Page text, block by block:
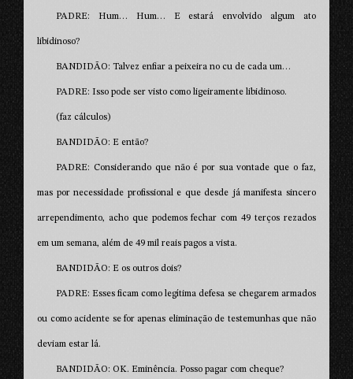
PADRE: Hum… Hum… E estará envolvido algum ato
libidinoso?
BANDIDÃO: Talvez enfiar a peixeira no cu de cada um…
PADRE: Isso pode ser visto como ligeiramente libidinoso.
(faz cálculos)
BANDIDÃO: E então?
PADRE: Considerando que não é por sua vontade que o faz,
mas por necessidade profissional e que desde já manifesta sincero
arrependimento, acho que podemos fechar com 49 terços rezados
em um semana, além de 49 mil reais pagos a vista.
BANDIDÃO: E os outros dois?
PADRE: Esses ficam como legítima defesa se chegarem armados
ou como acidente se for apenas eliminação de testemunhas que não
deviam estar lá.
BANDIDÃO: OK. Eminência. Posso pagar com cheque?